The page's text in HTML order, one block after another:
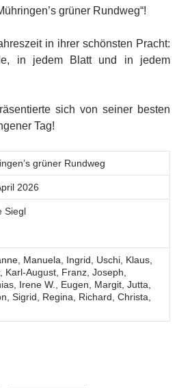
grüner Rundweg“!
in ihrer schönsten Pracht:
in jedem Blatt und in jedem
sich von seiner besten
Tag!
grüner Rundweg
2026
Siegl
Manuela, Ingrid, Uschi, Klaus,
Karl-August, Franz, Joseph,
Irene W., Eugen, Margit, Jutta,
Sigrid, Regina, Richard, Christa,